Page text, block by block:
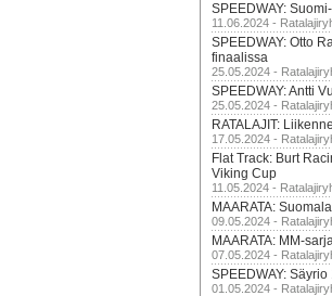
SPEEDWAY:
11.06.2024 -
SPEEDWAY: Otto
finaalissa
25.05.2024 -
SPEEDWAY: Antti
25.05.2024 -
RATALAJIT:
17.05.2024 -
Flat Track: Burt
Viking Cup
11.05.2024 -
MAARATA:
09.05.2024 -
MAARATA: MM-
07.05.2024 -
SPEEDWAY:
01.05.2024 -